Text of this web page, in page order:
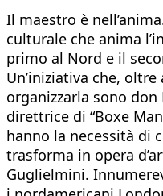
Il maestro è
culturale che anima
primo al Nord e il
Un’iniziativa che,
organizzarla sono
direttrice di “Boxe
hanno la necessità di
trasforma in opera
Guglielmini.